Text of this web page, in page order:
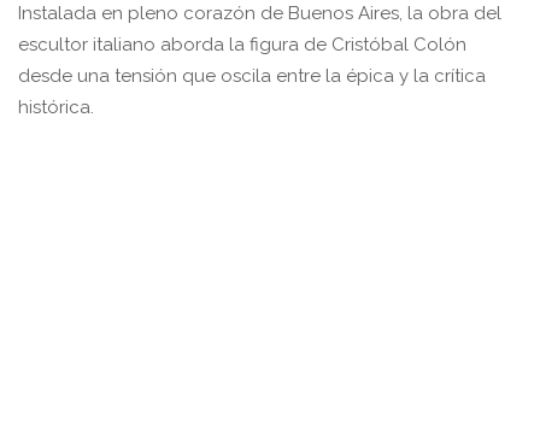
Instalada en pleno corazón de Buenos Aires, la obra del
escultor italiano aborda la figura de Cristóbal Colón
desde una tensión que oscila entre la épica y la crítica
histórica.